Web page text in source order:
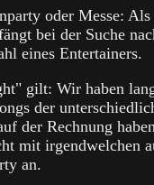
oder Messe:
bei der Suche
eines Entertainers.
gilt: Wir haben
der
der Rechnung
mit irgendwelchen
an.